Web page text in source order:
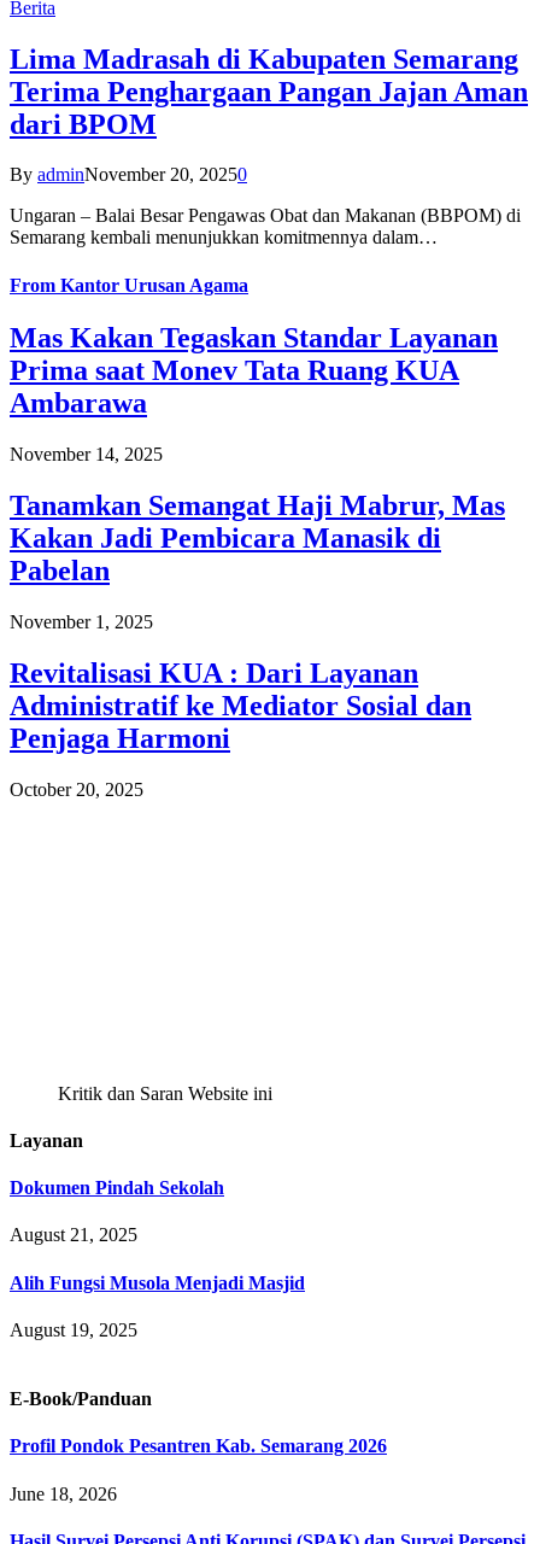
Berita
Lima Madrasah di Kabupaten Semarang
Terima Penghargaan Pangan Jajan Aman
dari BPOM
By adminNovember 20, 20250
Ungaran – Balai Besar Pengawas Obat dan Makanan (BBPOM) di
Semarang kembali menunjukkan komitmennya dalam…
From Kantor Urusan Agama
Mas Kakan Tegaskan Standar Layanan
Prima saat Monev Tata Ruang KUA
Ambarawa
November 14, 2025
Tanamkan Semangat Haji Mabrur, Mas
Kakan Jadi Pembicara Manasik di
Pabelan
November 1, 2025
Revitalisasi KUA : Dari Layanan
Administratif ke Mediator Sosial dan
Penjaga Harmoni
October 20, 2025
Kritik dan Saran Website ini
Layanan
Dokumen Pindah Sekolah
August 21, 2025
Alih Fungsi Musola Menjadi Masjid
August 19, 2025
E-Book/Panduan
Profil Pondok Pesantren Kab. Semarang 2026
June 18, 2026